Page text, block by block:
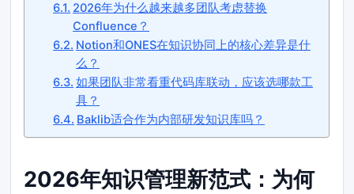
2026年为什么越来越多团队考虑替换
Confluence？
Notion和ONES在知识协同上的核心差异是什
么？
如果团队非常看重代码库联动，应该选哪款工
具？
Baklib适合作为内部研发知识库吗？
2026年知识管理新范式：为何